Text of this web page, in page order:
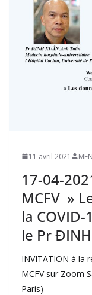
11 avril 2021
17-04-
MCFV »
la
le Pr
INVITATION à la
MCFV sur Zoom
Paris)